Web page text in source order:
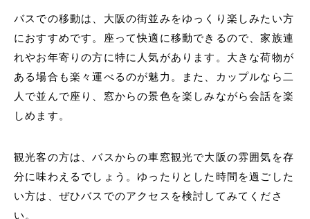
バスでの移動は、大阪の街並みをゆっくり楽しみたい方
におすすめです。座って快適に移動できるので、家族連
れやお年寄りの方に特に人気があります。大きな荷物が
ある場合も楽々運べるのが魅力。また、カップルなら二
人で並んで座り、窓からの景色を楽しみながら会話を楽
しめます。
観光客の方は、バスからの車窓観光で大阪の雰囲気を存
分に味わえるでしょう。ゆったりとした時間を過ごした
い方は、ぜひバスでのアクセスを検討してみてくださ
い。